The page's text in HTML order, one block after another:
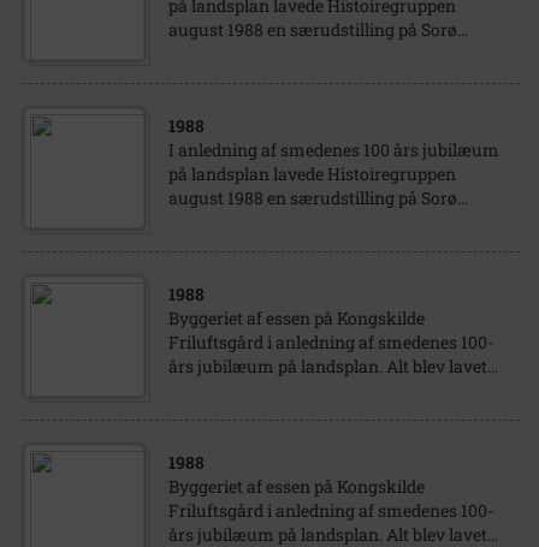
på landsplan lavede Histoiregruppen
august 1988 en særudstilling på Sorø...
1988
I anledning af smedenes 100 års jubilæum
på landsplan lavede Histoiregruppen
august 1988 en særudstilling på Sorø...
1988
Byggeriet af essen på Kongskilde
Friluftsgård i anledning af smedenes 100-
års jubilæum på landsplan. Alt blev lavet...
1988
Byggeriet af essen på Kongskilde
Friluftsgård i anledning af smedenes 100-
års jubilæum på landsplan. Alt blev lavet...